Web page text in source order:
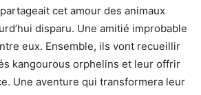
cet amour des animaux
disparu. Une amitié improbable
eux. Ensemble, ils vont recueillir
kangourous orphelins et leur offrir
Une aventure qui transformera leur